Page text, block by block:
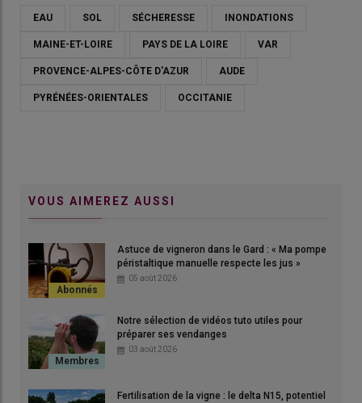
principes de l'hydrologie régénérative.
© A. Malard
Après des records de pluie, comme 737 mm à Durban-
Corbières dans l’Aude entre janvier et février 2026, va-t-on vers
une sécheresse
estivale comme en 2022 ? Comment
retenir cetteeau
question est d’autant plus cruciale que la situation risque de
EAU SOL SÉCHERESSE INONDATIONS
MAINE-ET-LOIRE PAYS DE LA LOIRE VAR
PROVENCE-ALPES-CÔTE D'AZUR AUDE
PYRÉNÉES-ORIENTALES OCCITANIE
VOUS AIMEREZ AUSSI
Astuce de vigneron dans le Gard : « Ma pompe
péristaltique manuelle respecte les jus »
05 août 2026
Notre sélection de vidéos tuto utiles pour
préparer ses vendanges
03 août 2026
Fertilisation de la vigne : le delta N15, potentiel